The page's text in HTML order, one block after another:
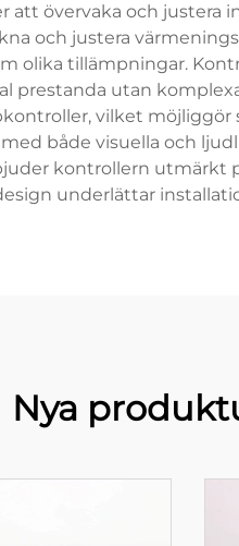
övervaka och justera
och justera
olika tillämpningar.
prestanda utan
vilket möjliggör
både visuella och
kontrollern utmärkt
underlättar
Nya